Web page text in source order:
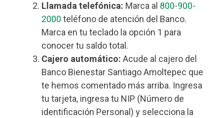
Llamada telefónica: Marca al 800-900-
2000 teléfono de atención del Banco.
Marca en tu teclado la opción 1 para
conocer tu saldo total.
Cajero automático: Acude al cajero del
Banco Bienestar Santiago Amoltepec que
te hemos comentado más arriba. Ingresa
tu tarjeta, ingresa tu NIP (Número de
identificación Personal) y selecciona la